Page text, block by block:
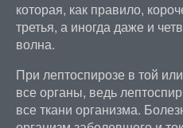
которая, как правило,
третья, а иногда даже и
волна.
При лептоспирозе в той
все органы, ведь
все ткани организма.